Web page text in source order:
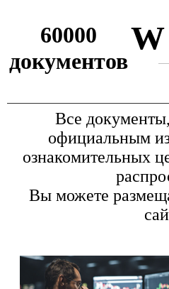
60000
документов
Все
официальным
ознакомительных
Вы можете